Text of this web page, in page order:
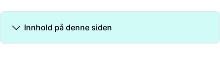
Innhold på denne siden